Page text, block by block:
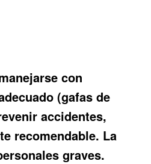
con
(gafas de
accidentes,
recomendable. La
graves.